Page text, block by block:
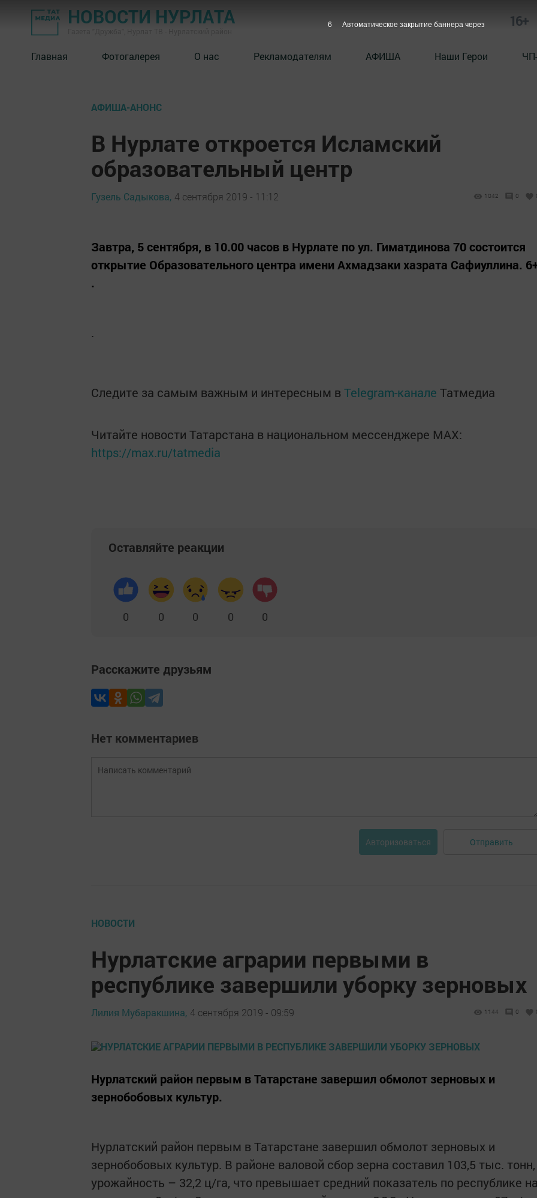
НОВОСТИ НУРЛАТА 16+
Главная Фотогалерея О нас Рекламодателям АФИША Наши Герои
АФИША-АНОНС
В Нурлате откроется Исламский
образовательный центр
Гузель Садыкова, 4 сентября 2019 - 11:12 1042 0
Завтра, 5 сентября, в 10.00 часов в Нурлате по ул. Гиматдинова 70 состоится
открытие Образовательного центра имени Ахмадзаки хазрата Сафиуллина.
.
.
Следите за самым важным и интересным в Telegram-канале Татмедиа
Читайте новости Татарстана в национальном мессенджере MАХ:
https://max.ru/tatmedia
Оставляйте реакции
0 0 0 0 0
Расскажите друзьям
Нет комментариев
Авторизоваться Отправить
НОВОСТИ
Нурлатские аграрии первыми в
республике завершили уборку зерновых
Лилия Мубаракшина, 4 сентября 2019 - 09:59 1144 0
Нурлатский район первым в Татарстане завершил обмолот зерновых и
зернобобовых культур.
Нурлатский район первым в Татарстане завершил обмолот зерновых и
зернобобовых культур. В районе валовой сбор зерна составил 103,5 тыс. тонн,
урожайность – 32,2 ц/га, что превышает средний показатель по республике
5 Автоматическое закрытие баннера через